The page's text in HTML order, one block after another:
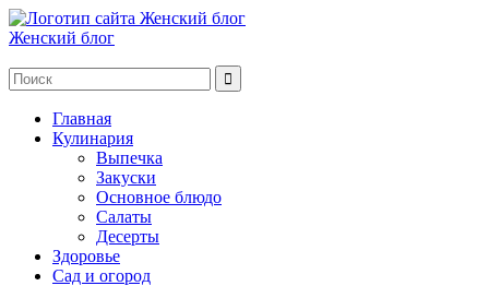
Женский блог
Главная
Кулинария
Выпечка
Закуски
Основное блюдо
Салаты
Десерты
Здоровье
Сад и огород